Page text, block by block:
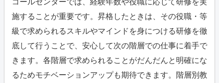
コールセンターでは、経験年数や役職に応じて研修を実
施することが重要です。昇格したときは、その役職・等
級で求められるスキルやマインドを身につける研修を徹
底して行うことで、安心して次の階層での仕事に着手で
きます。各階層で求められることがだんだんと明確にな
るためモチベーションアップも期待できます。階層別教